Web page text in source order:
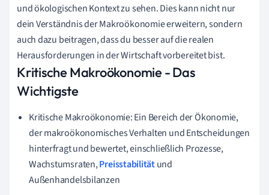
und ökologischen Kontext zu sehen. Dies kann nicht nur
dein Verständnis der Makroökonomie erweitern, sondern
auch dazu beitragen, dass du besser auf die realen
Herausforderungen in der Wirtschaft vorbereitet bist.
Kritische Makroökonomie - Das
Wichtigste
Kritische Makroökonomie: Ein Bereich der Ökonomie,
der makroökonomisches Verhalten und Entscheidungen
hinterfragt und bewertet, einschließlich Prozesse,
Wachstumsraten,Preisstabilitätund
Außenhandelsbilanzen